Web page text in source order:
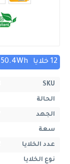
12 خلايا 50.4Wh
SKU
الحالة
الجهد
سعة
عدد الخلايا
نوع الخلايا